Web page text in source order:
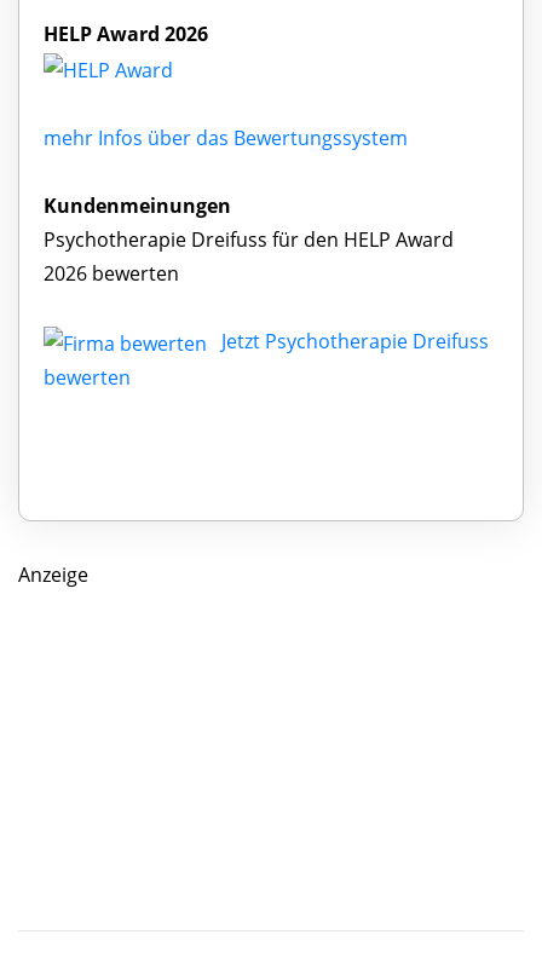
HELP Award 2026
mehr Infos über das Bewertungssystem
Kundenmeinungen
Psychotherapie Dreifuss für den HELP Award
2026 bewerten
Jetzt Psychotherapie Dreifuss
bewerten
Anzeige